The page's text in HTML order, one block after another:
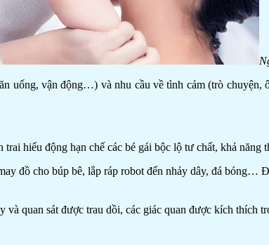
uống, vận động…) và nhu cầu về tình cảm (trò
hiếu động hạn chế các bé gái bộc lộ tư chất, khả năng
đồ cho búp bê, lắp ráp robot đến nhảy dây, đá bóng…
quan sát được trau dồi, các giác quan được kích thích